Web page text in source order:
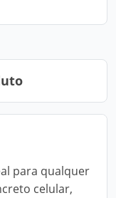
para qualquer
celular,